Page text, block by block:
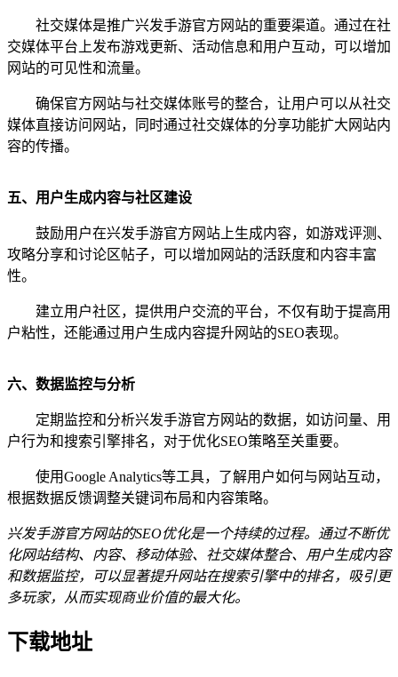
社交媒体是推广兴发手游官方网站的重要渠道。通过在社
交媒体平台上发布游戏更新、活动信息和用户互动，可以增加
网站的可见性和流量。
确保官方网站与社交媒体账号的整合，让用户可以从社交
媒体直接访问网站，同时通过社交媒体的分享功能扩大网站内
容的传播。
五、用户生成内容与社区建设
鼓励用户在兴发手游官方网站上生成内容，如游戏评测、
攻略分享和讨论区帖子，可以增加网站的活跃度和内容丰富
性。
建立用户社区，提供用户交流的平台，不仅有助于提高用
户粘性，还能通过用户生成内容提升网站的SEO表现。
六、数据监控与分析
定期监控和分析兴发手游官方网站的数据，如访问量、用
户行为和搜索引擎排名，对于优化SEO策略至关重要。
使用Google Analytics等工具，了解用户如何与网站互动，
根据数据反馈调整关键词布局和内容策略。
兴发手游官方网站的SEO优化是一个持续的过程。通过不断优
化网站结构、内容、移动体验、社交媒体整合、用户生成内容
和数据监控，可以显著提升网站在搜索引擎中的排名，吸引更
多玩家，从而实现商业价值的最大化。
下载地址